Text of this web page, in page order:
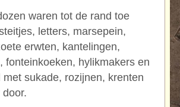
waren tot de rand toe
letters, marsepein,
erwten, kantelingen,
fonteinkoeken, hylikmakers en
met sukade, rozijnen, krenten